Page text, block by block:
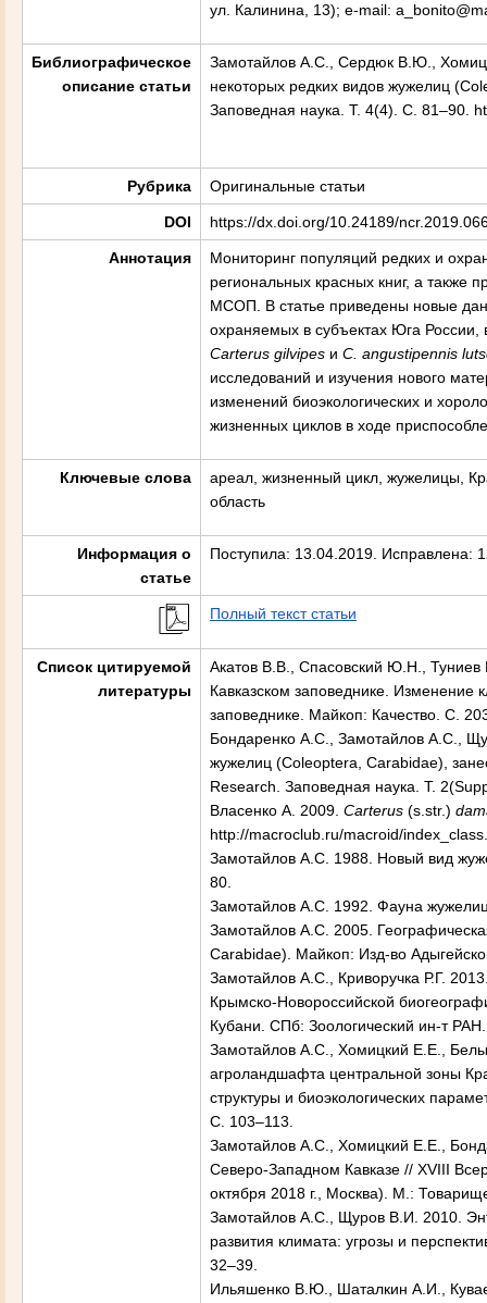
ул. Калинина, 13); e-mail:
Библиографическое
описание статьи
Замотайлов А.С., Сердюк В.Ю.,
некоторых редких видов жужелиц
Заповедная наука. Т. 4(4). С. 81–90.
Рубрика Оригинальные статьи
DOI https://dx.doi.org/10.24189/
Аннотация
Мониторинг популяций редких и
региональных красных книг, а также
МСОП. В статье приведены новые
охраняемых в субъектах Юга
Carterus gilvipes и C. angustipennis
исследований и изучения нового
изменений биоэкологических и
жизненных циклов в ходе
Ключевые слова
ареал, жизненный цикл, жужелицы,
область
Информация о
статье
Поступила: 13.04.2019. Исправлена:
Полный текст статьи
Список цитируемой
литературы
Акатов В.В., Спасовский Ю.Н.,
Кавказском заповеднике. Изменение
заповеднике. Майкоп: Качество. С.
Бондаренко А.С., Замотайлов А.С.,
жужелиц (Coleoptera, Carabidae),
Research. Заповедная наука. Т.
Власенко А. 2009. Carterus (s.str.)
http://macroclub.ru/macroid/
Замотайлов А.С. 1988. Новый вид
80.
Замотайлов А.С. 1992. Фауна
Замотайлов А.С. 2005.
Carabidae). Майкоп: Изд-во
Замотайлов А.С., Криворучка Р.Г.
Крымско-Новороссийской
Кубани. СПб: Зоологический ин-т
Замотайлов А.С., Хомицкий Е.Е.,
агроландшафта центральной зоны
структуры и биоэкологических
С. 103–113.
Замотайлов А.С., Хомицкий Е.Е.,
Северо-Западном Кавказе // XVIII
октября 2018 г., Москва). М.:
Замотайлов А.С., Щуров В.И. 2010.
развития климата: угрозы и
32–39.
Ильяшенко В.Ю., Шаталкин А.И.,